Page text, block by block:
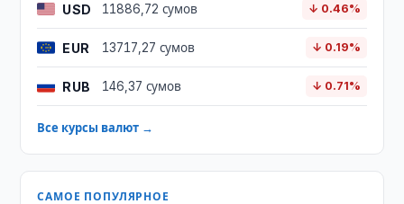
USD 11886,72 сумов ↓ 0.46%
EUR 13717,27 сумов ↓ 0.19%
RUB 146,37 сумов ↓ 0.71%
Все курсы валют →
САМОЕ ПОПУЛЯРНОЕ